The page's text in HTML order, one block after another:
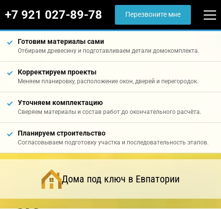
+7 921 027-89-78 Перезвоните мне
Готовим материалы сами
Отбираем древесину и подготавливаем детали домокомплекта.
Корректируем проекты
Меняем планировку, расположение окон, дверей и перегородок.
Уточняем комплектацию
Сверяем материалы и состав работ до окончательного расчёта.
Планируем строительство
Согласовываем подготовку участка и последовательность этапов.
Дома под ключ в Евпатории